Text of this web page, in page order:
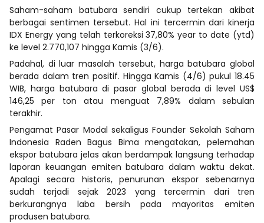
Saham-saham batubara sendiri cukup tertekan akibat
berbagai sentimen tersebut. Hal ini tercermin dari kinerja
IDX Energy yang telah terkoreksi 37,80% year to date (ytd)
ke level 2.770,107 hingga Kamis (3/6).
Padahal, di luar masalah tersebut, harga batubara global
berada dalam tren positif. Hingga Kamis (4/6) pukul 18.45
WIB, harga batubara di pasar global berada di level US$
146,25 per ton atau menguat 7,89% dalam sebulan
terakhir.
Pengamat Pasar Modal sekaligus Founder Sekolah Saham
Indonesia Raden Bagus Bima mengatakan, pelemahan
ekspor batubara jelas akan berdampak langsung terhadap
laporan keuangan emiten batubara dalam waktu dekat.
Apalagi secara historis, penurunan ekspor sebenarnya
sudah terjadi sejak 2023 yang tercermin dari tren
berkurangnya laba bersih pada mayoritas emiten
produsen batubara.